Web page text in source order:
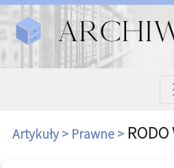
Artykuły > Prawne > RODO